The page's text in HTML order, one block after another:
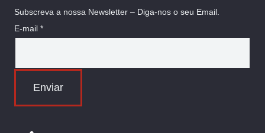
Subscreva a nossa Newsletter – Diga-nos o seu Email.
E-mail *